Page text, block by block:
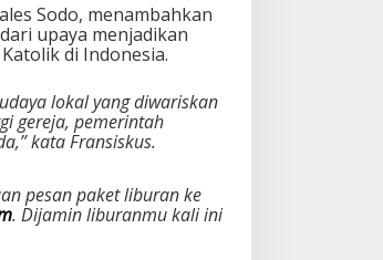
Sodo, menambahkan
upaya menjadikan
di Indonesia.
lokal yang diwariskan
gereja, pemerintah
kata Fransiskus.
pesan paket liburan ke
. Dijamin liburanmu kali ini